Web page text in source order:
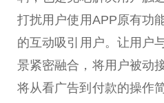
打扰用户使用APP原有功
的互动吸引用户。让用户
景紧密融合，将用户被动
将从看广告到付款的操作